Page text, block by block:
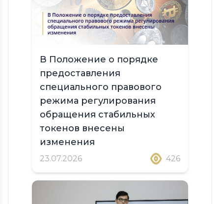
В Положение о порядке
предоставления
специального правового
режима регулирования
обращения стабильных
токенов внесены
изменения
23.07.2026 426